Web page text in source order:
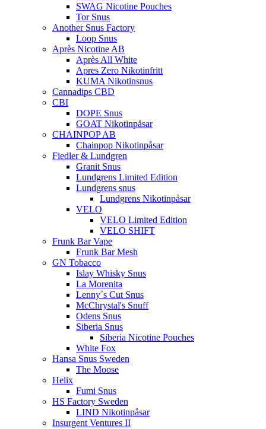
SWAG Nicotine Pouches
Tor Snus
Another Snus Factory
Loop Snus
Après Nicotine AB
Après All White
Apres Zero Nikotinfritt
KUMA Nikotinsnus
Cannadips CBD
CBI
DOPE Snus
GOAT Nikotinpåsar
CHAINPOP AB
Chainpop Nikotinpåsar
Fiedler & Lundgren
Granit Snus
Lundgrens Limited Edition
Lundgrens snus
Lundgrens Nikotinpåsar
VELO
VELO Limited Edition
VELO SHIFT
Frunk Bar Vape
Frunk Bar Mesh
GN Tobacco
Islay Whisky Snus
La Morenita
Lenny´s Cut Snus
McChrystal's Snuff
Odens Snus
Siberia Snus
Siberia Nicotine Pouches
White Fox
Hansa Snus Sweden
The Moose
Helix
Fumi Snus
HS Factory Sweden
LIND Nikotinpåsar
Insurgent Ventures II